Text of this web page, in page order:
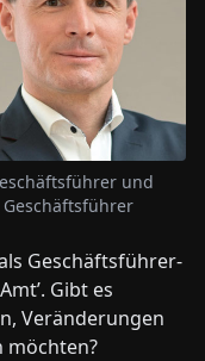
und
Geschäftsführer-
Gibt es
Veränderungen
möchten?